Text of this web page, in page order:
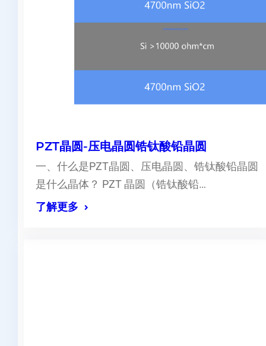
PZT晶圆-压电晶圆锆钛酸铅晶圆
一、什么是PZT晶圆、压电晶圆、锆钛酸铅晶圆
是什么晶体？ PZT 晶圆（锆钛酸铅…
了解更多